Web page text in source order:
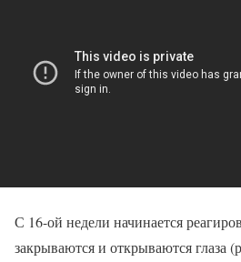
С 16-ой недели начинается
закрываются и открываются глаза